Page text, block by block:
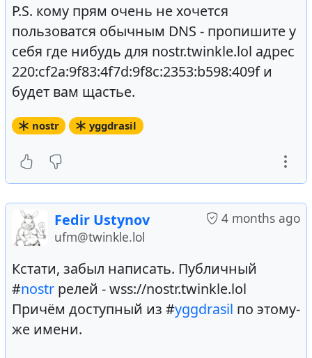
P.S. кому прям очень не хочется
пользоватся обычным DNS - пропишите у
себя где нибудь для nostr.twinkle.lol адрес
220:cf2a:9f83:4f7d:9f8c:2353:b598:409f и
будет вам щастье.
nostr yggdrasil
4 months ago
Fedir Ustynov
ufm@twinkle.lol
Кстати, забыл написать. Публичный
#nostr релей - wss://nostr.twinkle.lol
Причём доступный из #yggdrasil по этому-
же имени.